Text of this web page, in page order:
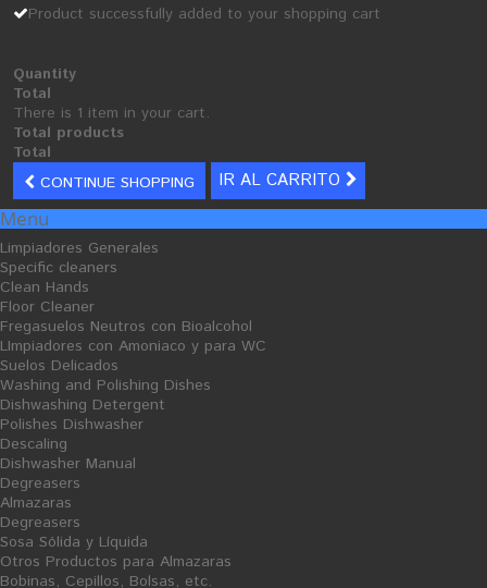
Product successfully added to your shopping cart
Quantity
Total
There is 1 item in your cart.
Total products
Total
CONTINUE SHOPPING
IR AL CARRITO
Menu
Limpiadores Generales
Specific cleaners
Clean Hands
Floor Cleaner
Fregasuelos Neutros con Bioalcohol
LImpiadores con Amoniaco y para WC
Suelos Delicados
Washing and Polishing Dishes
Dishwashing Detergent
Polishes Dishwasher
Descaling
Dishwasher Manual
Degreasers
Almazaras
Degreasers
Sosa Sólida y Líquida
Otros Productos para Almazaras
Bobinas, Cepillos, Bolsas, etc.
Dermo hands Gel
2,90 €
Ficha Producto
2,66 €